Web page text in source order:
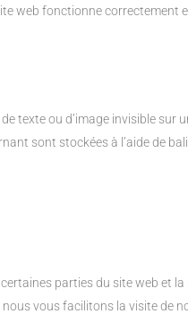
web fonctionne correctement
texte ou d’image invisible sur
sont stockées à l’aide de
parties du site web et la
vous facilitons la visite de